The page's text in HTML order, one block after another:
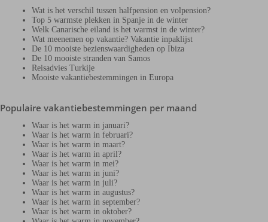
Wat is het verschil tussen halfpension en volpension?
Top 5 warmste plekken in Spanje in de winter
Welk Canarische eiland is het warmst in de winter?
Wat meenemen op vakantie? Vakantie inpaklijst
De 10 mooiste bezienswaardigheden op Ibiza
De 10 mooiste stranden van Samos
Reisadvies Turkije
Mooiste vakantiebestemmingen in Europa
Populaire vakantiebestemmingen per maand
Waar is het warm in januari?
Waar is het warm in februari?
Waar is het warm in maart?
Waar is het warm in april?
Waar is het warm in mei?
Waar is het warm in juni?
Waar is het warm in juli?
Waar is het warm in augustus?
Waar is het warm in september?
Waar is het warm in oktober?